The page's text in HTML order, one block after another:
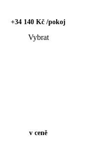
+34 140 Kč /pokoj
Vybrat
v ceně